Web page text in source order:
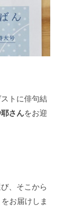
トに俳句結
さんをお迎
、そこから
お届けしま